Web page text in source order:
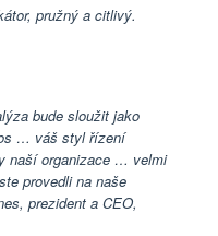
pružný a citlivý.
bude sloužit jako
… váš styl řízení
naší organizace … velmi
provedli na naše
prezident a CEO,